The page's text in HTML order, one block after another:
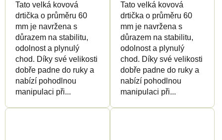
Tato velká kovová
drtička o průměru 60
mm je navržena s
důrazem na stabilitu,
odolnost a plynulý
chod. Díky své velikosti
dobře padne do ruky a
nabízí pohodlnou
manipulaci při...
Tato velká kovová
drtička o průměru 60
mm je navržena s
důrazem na stabilitu,
odolnost a plynulý
chod. Díky své velikosti
dobře padne do ruky a
nabízí pohodlnou
manipulaci při...